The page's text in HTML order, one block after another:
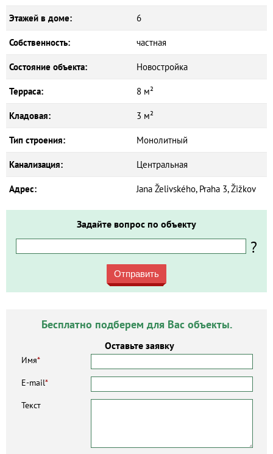
Этажей в доме: 6
Собственность: частная
Состояние объекта: Новостройка
Терраса: 8 м²
Кладовая: 3 м²
Тип строения: Монолитный
Канализация: Центральная
Адрес: Jana Želivského, Praha 3, Žižkov
Задайте вопрос по объекту
?
Отправить
Бесплатно подберем для Вас объекты.
Оставьте заявку
Имя*
E-mail*
Текст